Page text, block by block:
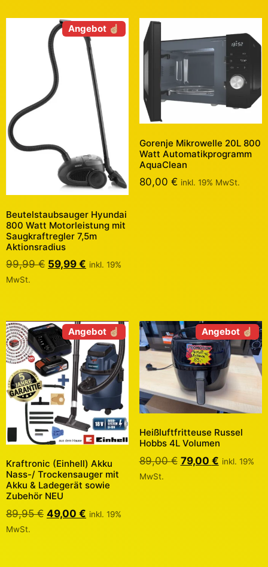
Angebot ☝🏼
Beutelstaubsauger Hyundai
800 Watt Motorleistung mit
Saugkraftregler 7,5m
Aktionsradius
99,99€ 59,99 € inkl. 19%
MwSt.
Gorenje Mikrowelle 20L 800
Watt Automatikprogramm
AquaClean
80,00 € inkl. 19% MwSt.
Angebot ☝🏼
Kraftronic (Einhell) Akku
Nass-/ Trockensauger mit
Akku & Ladegerät sowie
Zubehör NEU
89,95€ 49,00 € inkl. 19%
MwSt.
Angebot ☝🏼
Heißluftfritteuse Russel
Hobbs 4L Volumen
89,00€ 79,00 € inkl. 19%
MwSt.